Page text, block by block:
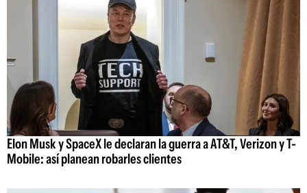
Elon Musk y SpaceX le declaran la guerra a AT&T, Verizon y T-
Mobile: así planean robarles clientes